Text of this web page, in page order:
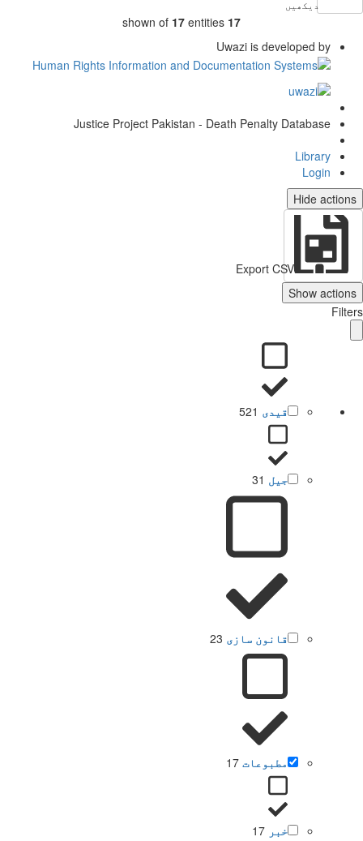
دیکھیں
17
shown of 17 entities
Uwazi is developed by
Justice Project Pakistan - Death Penalty Database
Library
Login
Hide
Export CSV
Show
قیدی 521
جیل 31
قانون سازی 23
مطبوعات 17
خبر 17